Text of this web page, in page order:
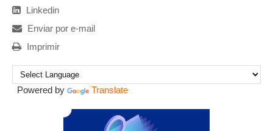
Linkedin
Enviar por e-mail
Imprimir
Powered by Translate